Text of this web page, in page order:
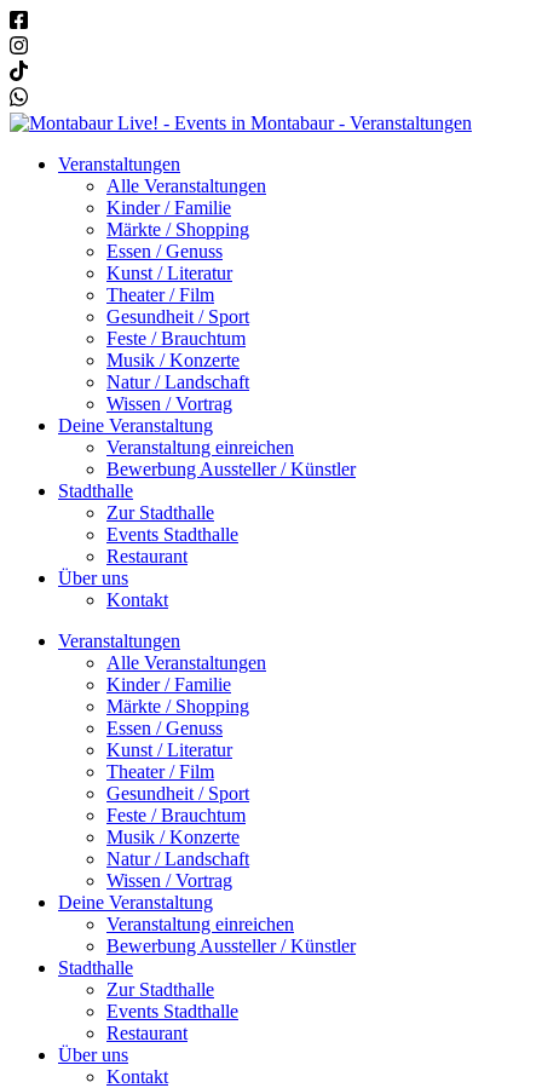
Veranstaltungen
Alle Veranstaltungen
Kinder / Familie
Märkte / Shopping
Essen / Genuss
Kunst / Literatur
Theater / Film
Gesundheit / Sport
Feste / Brauchtum
Musik / Konzerte
Natur / Landschaft
Wissen / Vortrag
Deine Veranstaltung
Veranstaltung einreichen
Bewerbung Aussteller / Künstler
Stadthalle
Zur Stadthalle
Events Stadthalle
Restaurant
Über uns
Kontakt
Veranstaltungen
Alle Veranstaltungen
Kinder / Familie
Märkte / Shopping
Essen / Genuss
Kunst / Literatur
Theater / Film
Gesundheit / Sport
Feste / Brauchtum
Musik / Konzerte
Natur / Landschaft
Wissen / Vortrag
Deine Veranstaltung
Veranstaltung einreichen
Bewerbung Aussteller / Künstler
Stadthalle
Zur Stadthalle
Events Stadthalle
Restaurant
Über uns
Kontakt